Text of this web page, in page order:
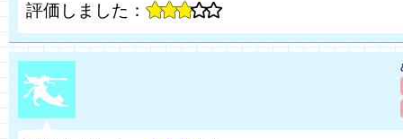
評価しました：